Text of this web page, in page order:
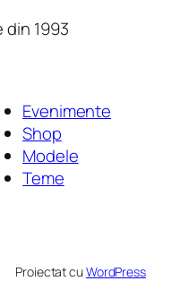
din 1993
Evenimente
Shop
Modele
Teme
Proiectat cuWordPress